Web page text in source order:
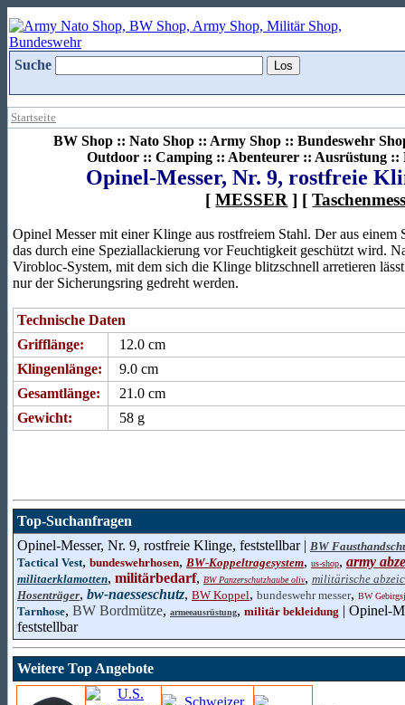
Suche
Startseite
BW Shop :: Nato Shop :: Army Shop :: Bundeswehr
Outdoor :: Camping :: Abenteurer :: Ausrüstung ::
Opinel-Messer, Nr. 9, rostfreie
[MESSER ] [
Opinel Messer mit einer Klinge aus rostfreiem Stahl. Der aus
das durch eine Speziallackierung vor Feuchtigkeit geschützt wird.
Virobloc-System, mit dem sich die Klinge blitzschnell arretieren
nur der Sicherungsring gedreht werden.
Technische Daten
Grifflänge:
12.0 cm
Klingenlänge:
9.0 cm
Gesamtlänge:
21.0 cm
Gewicht:
58 g
Top-Suchanfragen
Opinel-Messer, Nr. 9, rostfreie Klinge, feststellbar | BW
Tactical Vest, bundeswehrhosen, BW-Koppeltragesystem, us-shop, army
militaerklamotten, militärbedarf, BW Panzerschutzhaube oliv, militärische
Hosenträger, bw-naesseschutz, BW Koppel, bundeswehr messer, BW
Tarnhose, BW Bordmütze, armeeausrüstung, militär bekleidung | Opinel-
feststellbar
Weitere Top Angebote